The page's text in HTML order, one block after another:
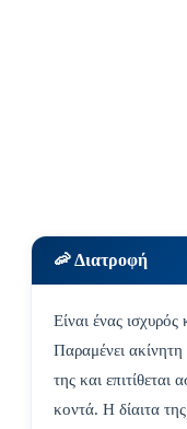
🦐 Διατροφή
Είναι ένας ισχυρός
Παραμένει
της και επιτίθεται
κοντά. Η δίαιτα